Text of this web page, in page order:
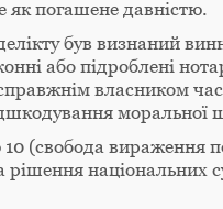
як погашене давністю.
був визнаний
або підроблені
власником
моральної
(свобода вираження
національних